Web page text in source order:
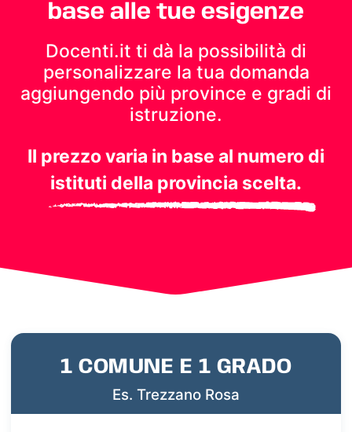
base alle tue esigenze
Docenti.it ti dà la possibilità di
personalizzare la tua domanda
aggiungendo più province e gradi di
istruzione.
Il prezzo varia in base al numero di
istituti della provincia scelta.
1 COMUNE E 1 GRADO
Es. Trezzano Rosa